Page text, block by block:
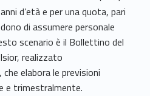
d’età e per una quota, pari
di assumere personale
scenario è il Bollettino del
realizzato
che elabora le previsioni
e trimestralmente.